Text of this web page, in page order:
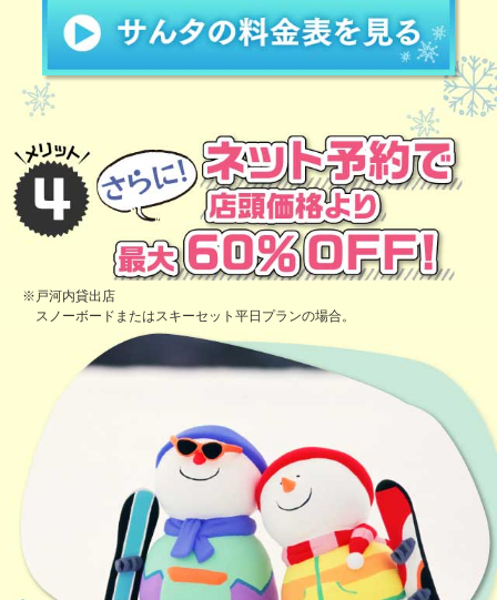
※ 戸河内貸出店
スノーボードまたはスキーセット平日プランの場合。